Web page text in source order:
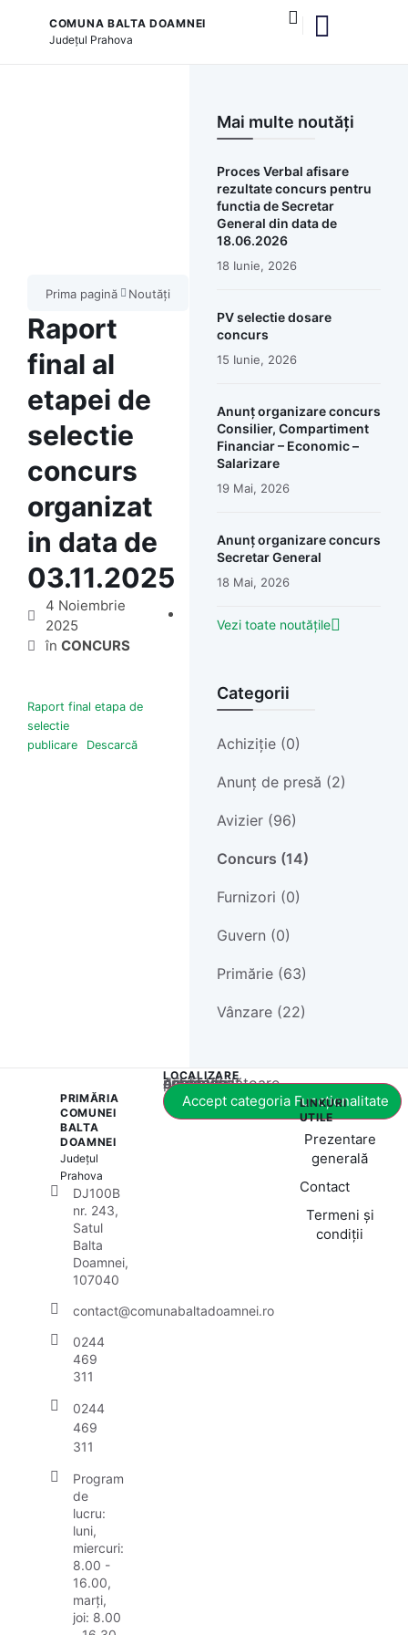
COMUNA BALTA DOAMNEI
Județul Prahova
Prima pagină Noutăți
Raport
final al
etapei de
selectie
concurs
organizat
in data de
03.11.2025
4 Noiembrie
2025
în CONCURS
Raport final etapa de
selectie
publicare
Descarcă
Mai multe noutăți
Proces Verbal afisare
rezultate concurs pentru
functia de Secretar
General din data de
18.06.2026
18 Iunie, 2026
PV selectie dosare
concurs
15 Iunie, 2026
Anunț organizare concurs
Consilier, Compartiment
Financiar – Economic –
Salarizare
19 Mai, 2026
Anunț organizare concurs
Secretar General
18 Mai, 2026
Vezi toate noutățile
Categorii
Achiziție (0)
Anunț de presă (2)
Avizier (96)
Concurs (14)
Furnizori (0)
Guvern (0)
Primărie (63)
Vânzare (22)
PRIMĂRIA
COMUNEI
BALTA
DOAMNEI
Județul
Prahova
DJ100B
nr. 243,
Satul
Balta
Doamnei,
107040
contact@comunabaltadoamnei.ro
0244
469
311
0244
469
311
Program
de
lucru:
luni,
miercuri:
8.00 -
16.00,
marți,
joi: 8.00
LOCALIZARE
Acest conținut este blocat până când acceptați categoria corespunzătoare de cookie-uri.
Accept categoria Funcționalitate
LINKURI
UTILE
Prezentare
generală
Contact
Termeni și
condiții